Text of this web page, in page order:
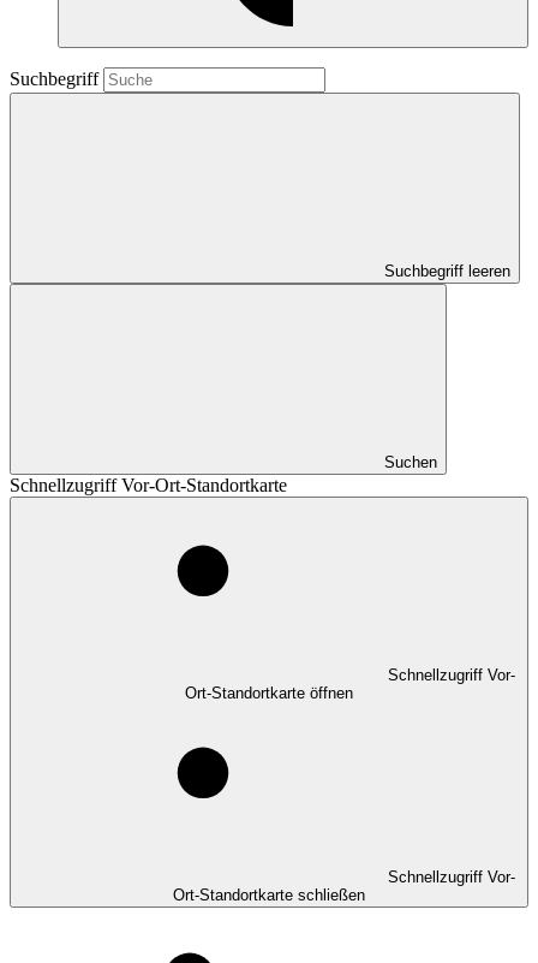
Suchbegriff
Suchbegriff leeren
Suchen
Schnellzugriff Vor-Ort-Standortkarte
Schnellzugriff Vor-
Ort-Standortkarte öffnen
Schnellzugriff Vor-
Ort-Standortkarte schließen